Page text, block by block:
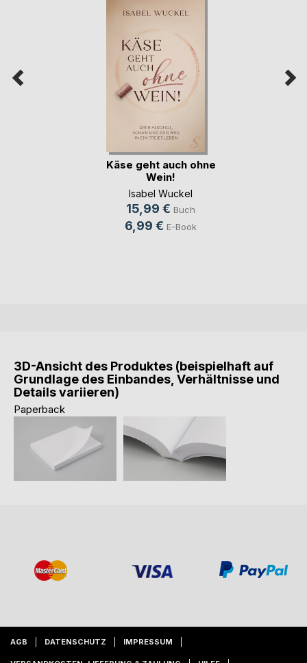
Käse geht auch ohne
Wein!
Isabel Wuckel
15,99 € Buch
6,99 € E-Book
3D-Ansicht des Produktes (beispielhaft auf
Grundlage des Einbandes, Verhältnisse und
Details variieren)
Paperback
AGB DATENSCHUTZ IMPRESSUM